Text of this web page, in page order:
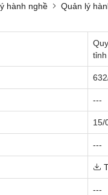
hành nghề Quản lý
---
15/
---
---